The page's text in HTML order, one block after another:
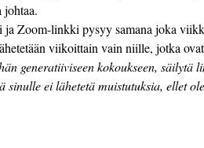
viikoittain vain niille, jotka
generatiiviseen kokoukseen,
sinulle ei lähetetä muistutuksia, ellet